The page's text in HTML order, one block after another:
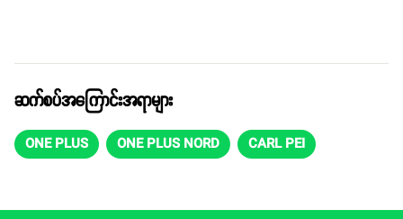
ဆက်စပ်အကြောင်းအရာများ
ONE PLUS ONE PLUS NORD CARL PEI